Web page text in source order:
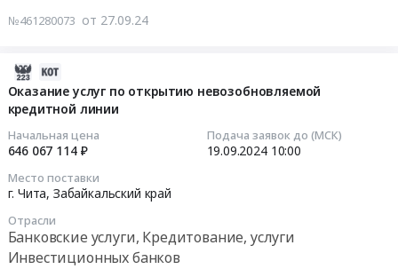
№461280073 от 27.09.24
Оказание услуг по открытию невозобновляемой
кредитной линии
Начальная цена
646 067 114 ₽
Подача заявок до (МСК)
19.09.2024 10:00
Место поставки
г. Чита, Забайкальский край
Отрасли
Банковские услуги, Кредитование, услуги
Инвестиционных банков